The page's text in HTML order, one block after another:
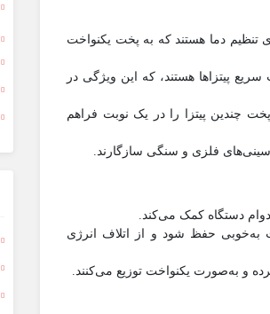
تنظیم دما هستند که به پخت یکنواخت
پیتزاها هستند، که این ویژگی در
چندین پیتزا را در یک نوبت فراهم
سینی‌های فلزی و سنگی سازگارند.
دستگاه کمک می‌کند.
حفظ شود و از اتلاف انرژی
و به‌صورت یکنواخت توزیع می‌کنند.